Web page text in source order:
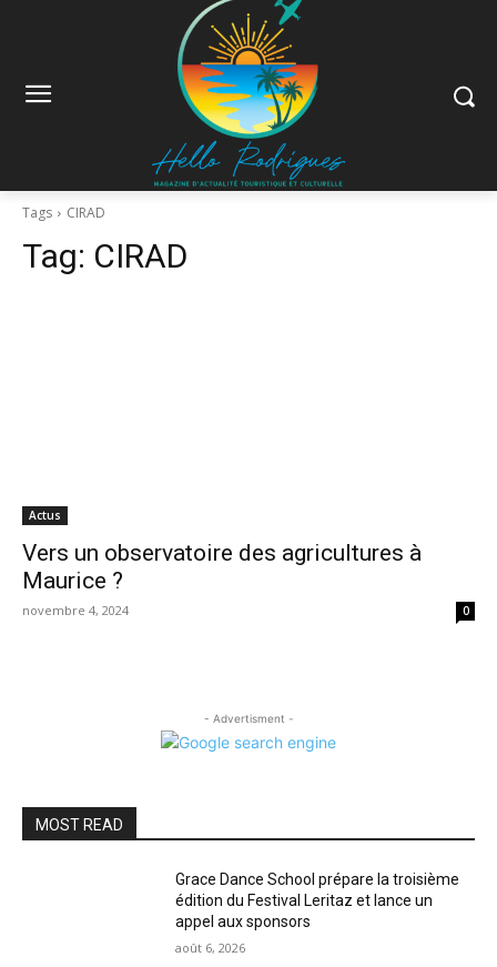
Tags CIRAD
Tag: CIRAD
Actus
Vers un observatoire des agricultures à
Maurice ?
novembre 4, 2024 0
- Advertisment -
MOST READ
Grace Dance School prépare la troisième
édition du Festival Leritaz et lance un
appel aux sponsors
août 6, 2026